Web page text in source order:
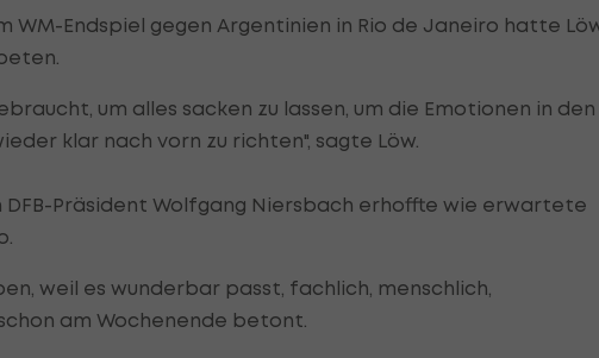
WM-Endspiel gegen Argentinien in Rio de Janeiro hatte
um alles sacken zu lassen, um die Emotionen in den
klar nach vorn zu richten", sagte Löw.
DFB-Präsident Wolfgang Niersbach erhoffte wie erwartete
weil es wunderbar passt, fachlich, menschlich,
am Wochenende betont.